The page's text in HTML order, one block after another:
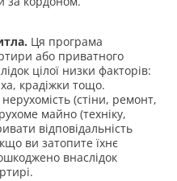
Ця програма
або приватного
цілої низки факторів:
крадіжки тощо.
(стіни, ремонт,
майно (техніку,
відповідальність
ви затопите їхнє
внаслідок